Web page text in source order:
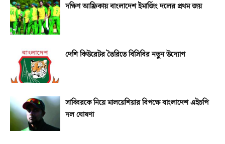
দক্ষিণ আফ্রিকায় বাংলাদেশ ইমার্জিং দলের প্রথম জয়
দেশি কিউরেটর তৈরিতে বিসিবির নতুন উদ্যোগ
সাব্বিরকে নিয়ে মালয়েশিয়ার বিপক্ষে বাংলাদেশ এইচপি
দল ঘোষণা